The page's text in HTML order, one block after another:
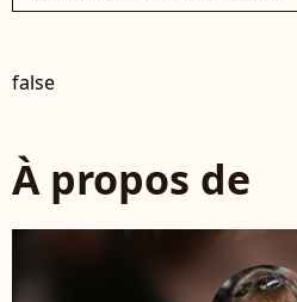
false
À propos de